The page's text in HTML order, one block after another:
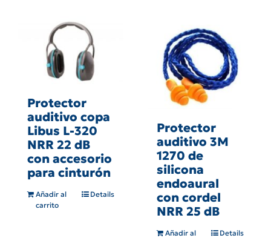
Protector
auditivo copa
Libus L-320
NRR 22 dB
con accesorio
para cinturón
Añadir al
carrito
Details
Protector
auditivo 3M
1270 de
silicona
endoaural
con cordel
NRR 25 dB
Añadir al
Details